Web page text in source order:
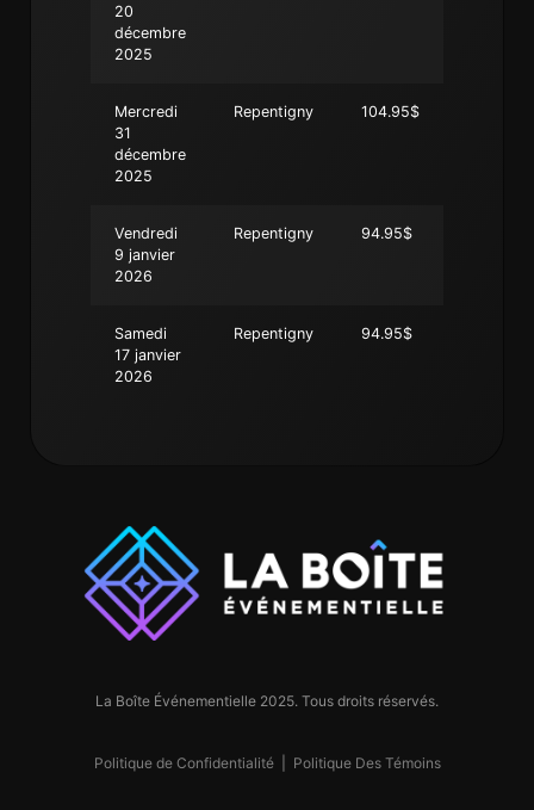
20
décembre
2025
Mercredi
31
décembre
2025
Repentigny 104.95$
Vendredi
9 janvier
2026
Repentigny 94.95$
Samedi
17 janvier
2026
Repentigny 94.95$
La Boîte Événementielle 2025. Tous droits réservés.
Politique de Confidentialité| Politique Des Témoins